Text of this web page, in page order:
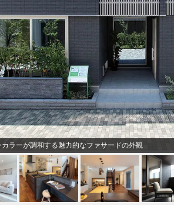
ラーが調和する魅力的なファサードの外観